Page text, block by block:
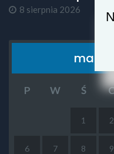
8 sierpnia 2026
P W Ś
1 2
6 7 8 9